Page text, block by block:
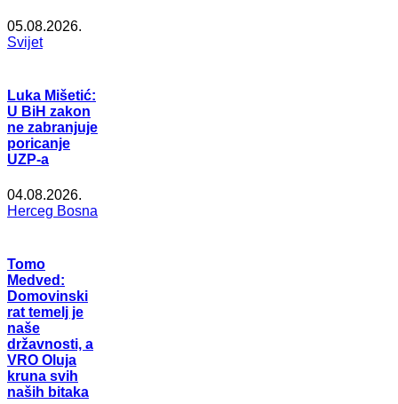
05.08.2026.
Svijet
Luka Mišetić:
U BiH zakon
ne zabranjuje
poricanje
UZP-a
04.08.2026.
Herceg Bosna
Tomo
Medved:
Domovinski
rat temelj je
naše
državnosti, a
VRO Oluja
kruna svih
naših bitaka